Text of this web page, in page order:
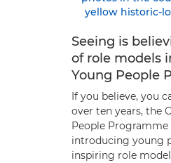
Seeing is
of role models
Young People
If you believe, you
over ten years, the
People Programme
introducing young
inspiring role